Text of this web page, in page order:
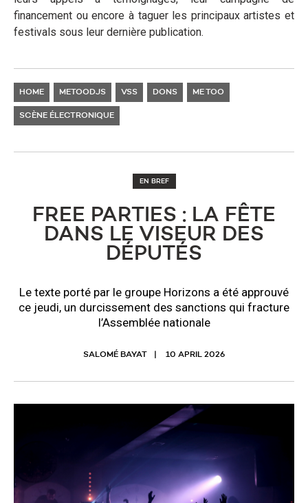
financement ou encore à taguer les principaux artistes et
festivals sous leur dernière publication.
HOME METOODJS VSS DONS ME TOO
SCÈNE ÉLECTRONIQUE
EN BREF
FREE PARTIES : LA FÊTE
DANS LE VISEUR DES
DÉPUTÉS
Le texte porté par le groupe Horizons a été approuvé
ce jeudi, un durcissement des sanctions qui fracture
l’Assemblée nationale
SALOMÉ BAYAT 10 APRIL 2026